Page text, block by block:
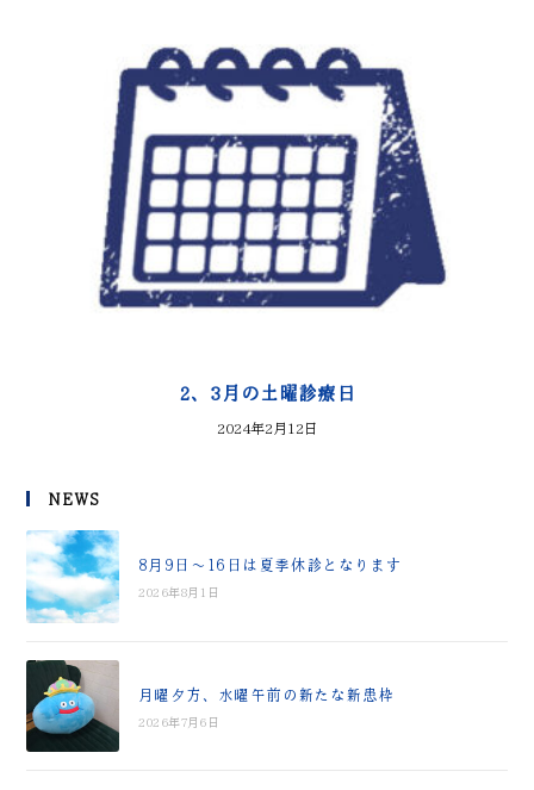
2、3月の土曜診療日
2024年2月12日
NEWS
8月9日～16日は夏季休診となります
2026年8月1日
月曜夕方、水曜午前の新たな新患枠
2026年7月6日